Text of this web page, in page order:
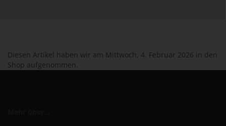
Diesen Artikel haben wir am Mittwoch, 4. Februar 2026 in den
Shop aufgenommen.